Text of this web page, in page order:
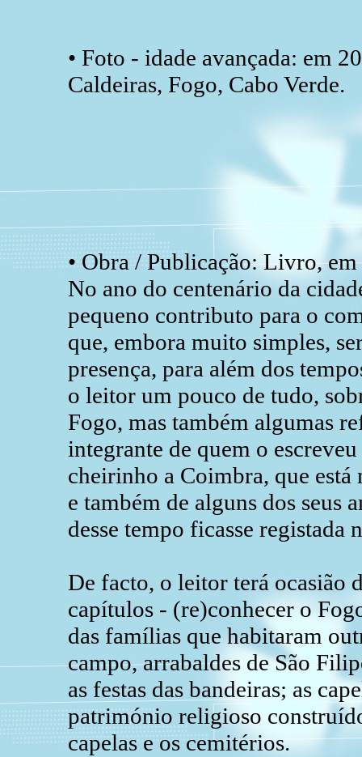
• Foto - idade avançada: em
Caldeiras, Fogo, Cabo Verde.
• Obra / Publicação: Livro,
No ano do centenário da
pequeno contributo para o
que, embora muito simples,
presença, para além dos
o leitor um pouco de tudo,
Fogo, mas também algumas
integrante de quem o
cheirinho a Coimbra, que está
e também de alguns dos seus
desse tempo ficasse registada
De facto, o leitor terá ocasião
capítulos - (re)conhecer o
das famílias que habitaram
campo, arrabaldes de São
as festas das bandeiras; as
património religioso
capelas e os cemitérios.